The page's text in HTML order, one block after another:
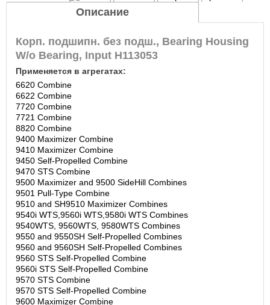
Описание
Корп. подшипн. без подш., Bearing Housing
W/o Bearing, Input H113053
Применяется в агрегатах:
6620 Combine
6622 Combine
7720 Combine
7721 Combine
8820 Combine
9400 Maximizer Combine
9410 Maximizer Combine
9450 Self-Propelled Combine
9470 STS Combine
9500 Maximizer and 9500 SideHill Combines
9501 Pull-Type Combine
9510 and SH9510 Maximizer Combines
9540i WTS,9560i WTS,9580i WTS Combines
9540WTS, 9560WTS, 9580WTS Combines
9550 and 9550SH Self-Propelled Combines
9560 and 9560SH Self-Propelled Combines
9560 STS Self-Propelled Combine
9560i STS Self-Propelled Combine
9570 STS Combine
9570 STS Self-Propelled Combine
9600 Maximizer Combine